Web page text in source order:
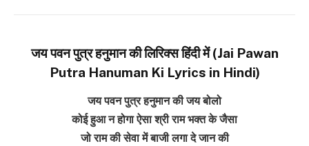
जय पवन पुत्र हनुमान की लिरिक्स हिंदी में (Jai Pawan
Putra Hanuman Ki Lyrics in Hindi)
जय पवन पुत्र हनुमान की जय बोलो
कोई हुआ न होगा ऐसा श्री राम भक्त के जैसा
जो राम की सेवा में बाजी लगा दे जान की